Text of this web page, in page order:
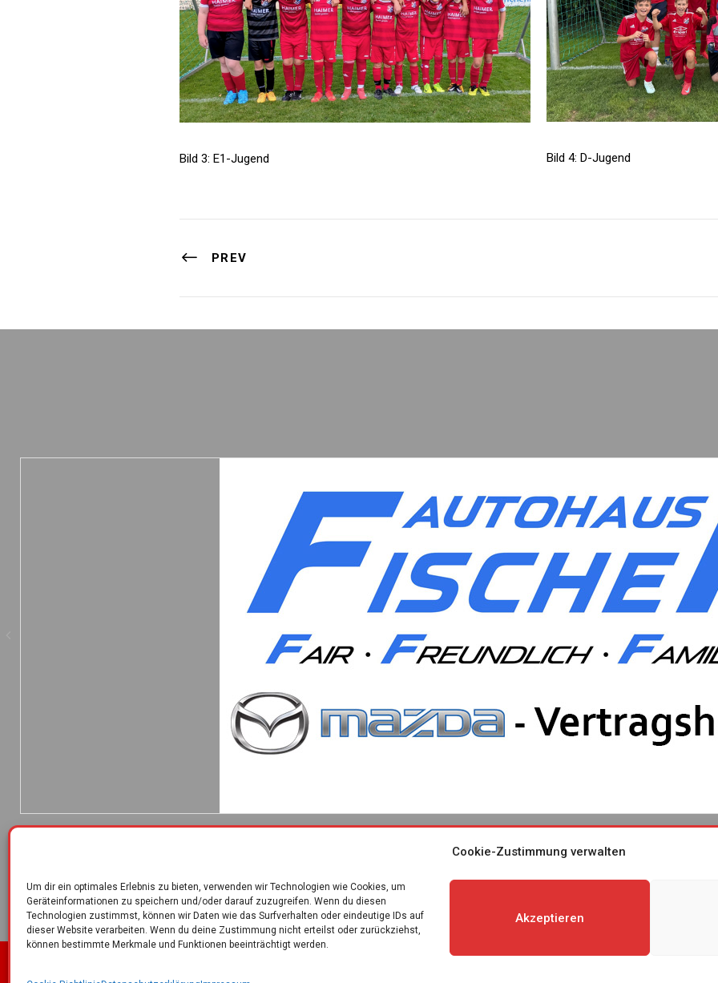
Cookie-Zustimmung verwalten
Um dir ein optimales Erlebnis zu bieten, verwenden wir Technologien wie Cookies, um
Geräteinformationen zu speichern und/oder darauf zuzugreifen. Wenn du diesen
Technologien zustimmst, können wir Daten wie das Surfverhalten oder eindeutige IDs auf
dieser Website verarbeiten. Wenn du deine Zustimmung nicht erteilst oder zurückziehst,
können bestimmte Merkmale und Funktionen beeinträchtigt werden.
Akzeptieren
Bild 3: E1-Jugend Bild 4: D-Jugend
PREV